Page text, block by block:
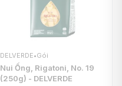
DELVERDE•Gói
Nui Ống, Rigatoni, No. 19
(250g) - DELVERDE